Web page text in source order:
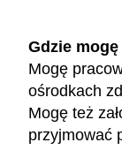
Gdzie
Mogę
ośrodkach
Mogę też
przyjmować